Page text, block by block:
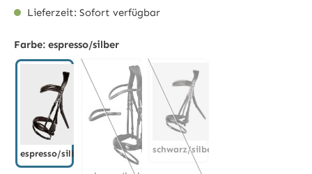
Lieferzeit: Sofort verfügbar
Farbe: espresso/silber
espresso/silber schwarz/silber
(Diese Option ist zurzeit nicht